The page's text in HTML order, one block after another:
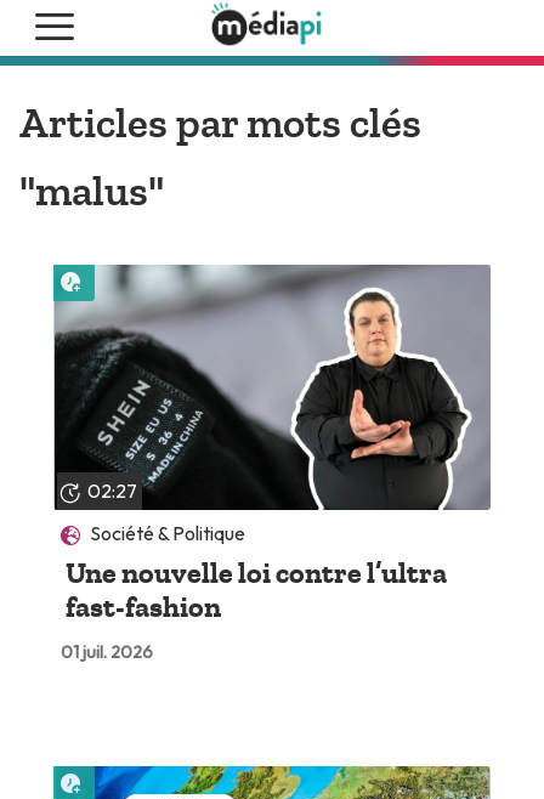
Articles par mots clés
"malus"
02:27
Société & Politique
Une nouvelle loi contre l’ultra
fast-fashion
01 juil. 2026
Lire plus tard
Lire plus tard